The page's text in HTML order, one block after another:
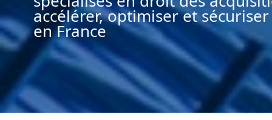
accélérer, optimiser et
en France